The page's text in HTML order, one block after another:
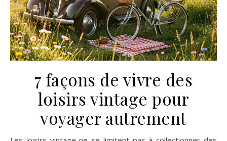
7 façons de vivre des
loisirs vintage pour
voyager autrement